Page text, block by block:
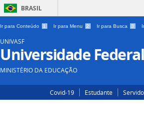
BRASIL
Ir para Conteúdo 1 Ir para Menu 2 Ir para Busca 3
UNIVASF
Universidade
MINISTÉRIO DA EDUCAÇÃO
Covid-19 Estudante